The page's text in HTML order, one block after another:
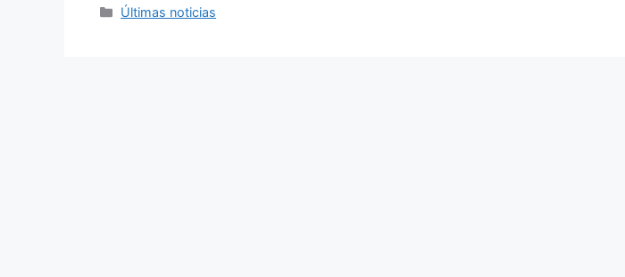
Categories
Últimas noticias